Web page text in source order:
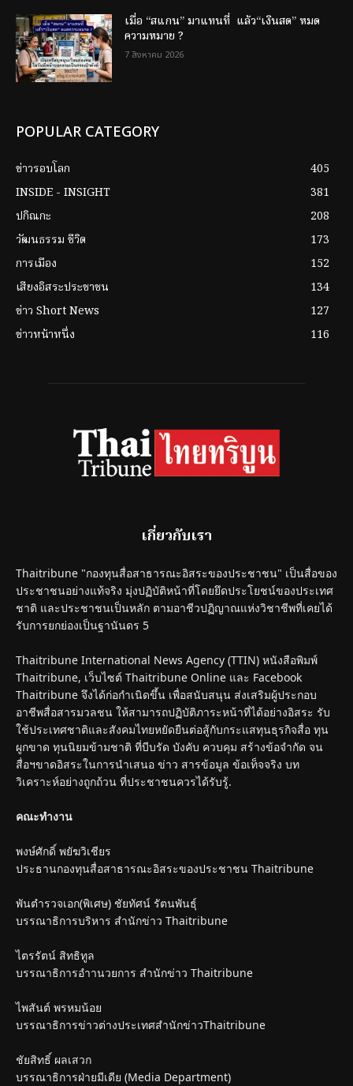
เมื่อ “สแกน” มาแทนที่ แล้ว“เงินสด” หมด
ความหมาย ?
7 สิงหาคม 2026
POPULAR CATEGORY
ข่าวรอบโลก
405
INSIDE - INSIGHT
381
ปกิณกะ
208
วัฒนธรรม ชีวิต
173
การเมือง
152
เสียงอิสระประชาชน
134
ข่าว Short News
127
ข่าวหน้าหนึ่ง
116
เกี่ยวกับเรา
Thaitribune "กองทุนสื่อสาธารณะอิสระของประชาชน" เป็นสื่อของ
ประชาชนอย่างแท้จริง มุ่งปฏิบัติหน้าที่โดยยึดประโยชน์ของประเทศ
ชาติ และประชาชนเป็นหลัก ตามอาชีวปฏิญาณแห่งวิชาชีพที่เคยได้
รับการยกย่องเป็นฐานันดร 5
Thaitribune International News Agency (TTIN) หนังสือพิมพ์
Thaitribune, เว็บไซต์ Thaitribune Online และ Facebook
Thaitribune จึงได้ก่อกำเนิดขึ้น เพื่อสนับสนุน ส่งเสริมผู้ประกอบ
อาชีพสื่อสารมวลชน ให้สามารถปฏิบัติภาระหน้าที่ได้อย่างอิสระ รับ
ใช้ประเทศชาติและสังคมไทยหยัดยืนต่อสู้กับกระแสทุนธุรกิจสื่อ ทุน
ผูกขาด ทุนนิยมข้ามชาติ ที่บีบรัด บังคับ ควบคุม สร้างข้อจำกัด จน
สื่อฯขาดอิสระในการนำเสนอ ข่าว สารข้อมูล ข้อเท็จจริง บท
วิเคราะห์อย่างถูกถ้วน ที่ประชาชนควรได้รับรู้.
คณะทำงาน
พงษ์ศักดิ์ พยัฆวิเชียร
ประธานกองทุนสื่อสาธารณะอิสระของประชาชน Thaitribune
พันตำรวจเอก(พิเศษ) ชัยทัศน์ รัตนพันธุ์
บรรณาธิการบริหาร สำนักข่าว Thaitribune
ไตรรัตน์ สิทธิทูล
บรรณาธิการอำานวยการ สำนักข่าว Thaitribune
ไพสันต์ พรหมน้อย
บรรณาธิการข่าวต่างประเทศสำนักข่าวThaitribune
ชัยสิทธิ์ ผลเสวก
บรรณาธิการฝ่ายมีเดีย (Media Department)